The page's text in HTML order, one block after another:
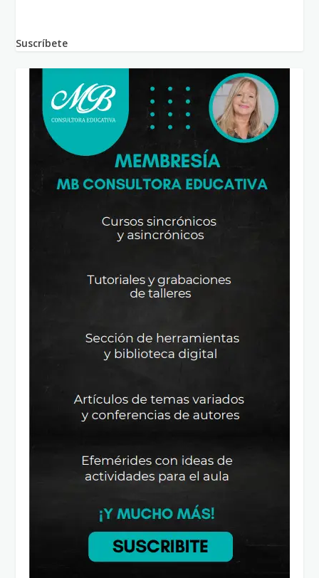
Suscríbete